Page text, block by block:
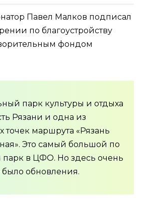
Павел Малков подписал
по благоустройству
фондом
парк культуры и отдыха
Рязани и одна из
точек маршрута «Рязань
Это самый большой по
в ЦФО. Но здесь очень
было обновления.